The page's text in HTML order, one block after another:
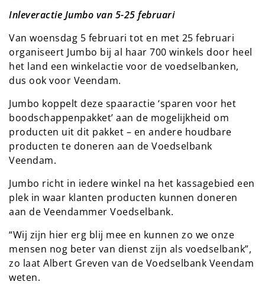
Inleveractie Jumbo van 5-25 februari
Van woensdag 5 februari tot en met 25 februari
organiseert Jumbo bij al haar 700 winkels door heel
het land een winkelactie voor de voedselbanken,
dus ook voor Veendam.
Jumbo koppelt deze spaaractie ‘sparen voor het
boodschappenpakket’ aan de mogelijkheid om
producten uit dit pakket – en andere houdbare
producten te doneren aan de Voedselbank
Veendam.
Jumbo richt in iedere winkel na het kassagebied een
plek in waar klanten producten kunnen doneren
aan de Veendammer Voedselbank.
“Wij zijn hier erg blij mee en kunnen zo we onze
mensen nog beter van dienst zijn als voedselbank”,
zo laat Albert Greven van de Voedselbank Veendam
weten.